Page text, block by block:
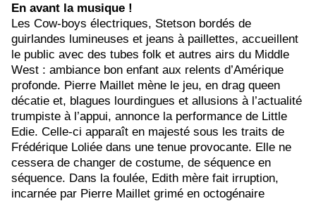
En avant la musique !
Les Cow-boys électriques, Stetson bordés de
guirlandes lumineuses et jeans à paillettes, accueillent
le public avec des tubes folk et autres airs du Middle
West : ambiance bon enfant aux relents d’Amérique
profonde. Pierre Maillet mène le jeu, en drag queen
décatie et, blagues lourdingues et allusions à l’actualité
trumpiste à l’appui, annonce la performance de Little
Edie. Celle-ci apparaît en majesté sous les traits de
Frédérique Loliée dans une tenue provocante. Elle ne
cessera de changer de costume, de séquence en
séquence. Dans la foulée, Edith mère fait irruption,
incarnée par Pierre Maillet grimé en octogénaire